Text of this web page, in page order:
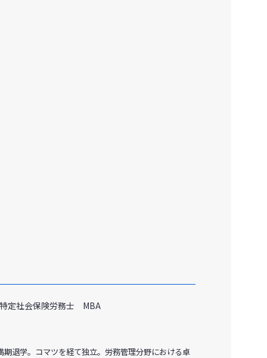
定社会保険労務士 MBA
退学。コマツを経て独立。労務管理分野における卓